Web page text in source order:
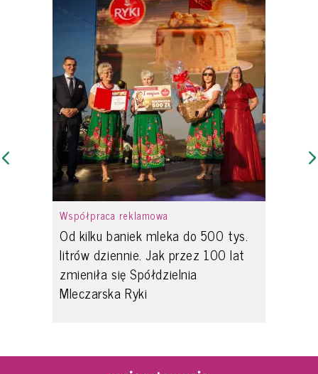
Współpraca reklamowa
Od kilku baniek mleka do 500 tys.
litrów dziennie. Jak przez 100 lat
zmieniła się Spółdzielnia
Mleczarska Ryki